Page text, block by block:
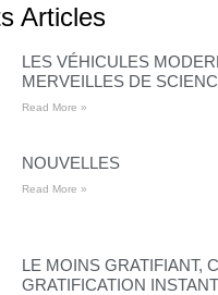
Articles
LES VÉHICULES
MERVEILLES DE
Read More »
NOUVELLES
Read More »
LE MOINS GRATIFIANT,
GRATIFICATION